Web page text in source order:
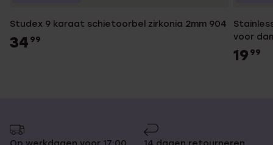
Studex 9 karaat schietoorbel zirkonia 2mm 904
34 99
voor
19 99